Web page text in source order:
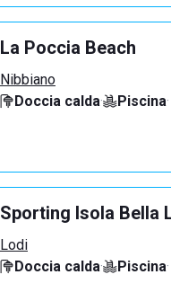
La Poccia Beach
Nibbiano
Doccia calda· Piscina·
Sporting Isola Bella
Lodi
Doccia calda· Piscina·